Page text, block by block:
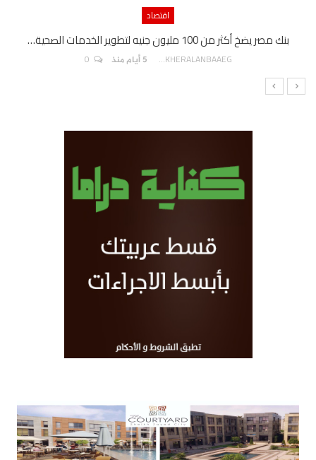
اقتصاد
بنك مصر يضخ أكثر من 100 مليون جنيه لتطوير الخدمات الصحية…
AKHERALANBAAEG 5 أيام منذ